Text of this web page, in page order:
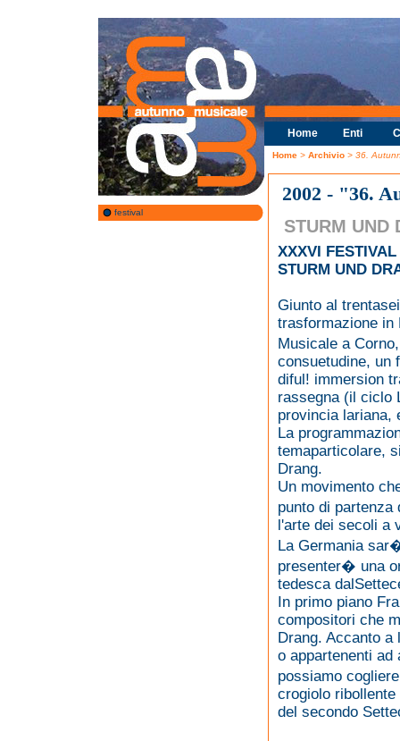
festival
Home Enti
Home > Archivio > 36.
2002 - "36.
STURM UND
XXXVI
STURM UND
Giunto al
trasformazione in
Musicale a
consuetudine, un
diful! immersion
rassegna (il ciclo
provincia lariana,
La
temaparticolare,
Drang.
Un movimento
punto di
l'arte dei secoli a
La Germania
presenter� una
tedesca
In primo piano
compositori che
Drang. Accanto
o appartenenti ad
possiamo
crogiolo
del secondo